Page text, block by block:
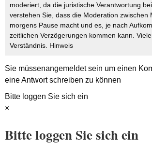
moderiert, da die juristische Verantwortung
verstehen Sie, dass die Moderation zwischen
morgens Pause macht und es, je nach
zeitlichen Verzögerungen kommen kann.
Verständnis. Hinweis
Sie müssenangemeldetsein um einen
eine Antwort schreiben zu können
Bitte loggen Sie sich ein
×
Bitte loggen Sie sich ein